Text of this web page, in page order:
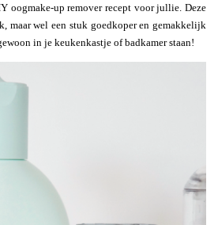
oogmake-up remover recept voor jullie. Deze
maar wel een stuk goedkoper en gemakkelijk
in je keukenkastje of badkamer staan!